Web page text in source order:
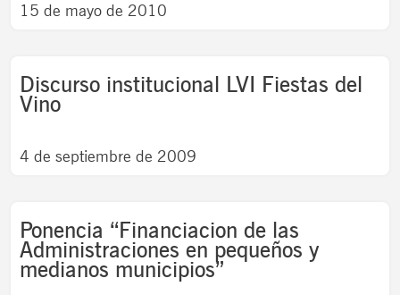
15 de mayo de 2010
Discurso institucional LVI Fiestas del
Vino
4 de septiembre de 2009
Ponencia “Financiacion de las
Administraciones en pequeños y
medianos municipios”